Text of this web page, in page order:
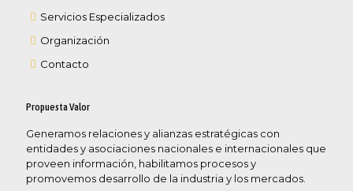
Servicios Especializados
Organización
Contacto
Propuesta Valor
Generamos relaciones y alianzas estratégicas con
entidades y asociaciones nacionales e internacionales que
proveen información, habilitamos procesos y
promovemos desarrollo de la industria y los mercados.